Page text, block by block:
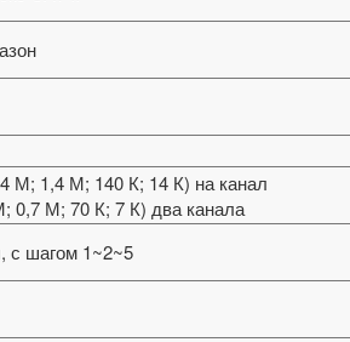
М; 1,4 М; 140 К; 14 К) на канал
0,7 М; 70 К; 7 К) два канала
с шагом 1~2~5